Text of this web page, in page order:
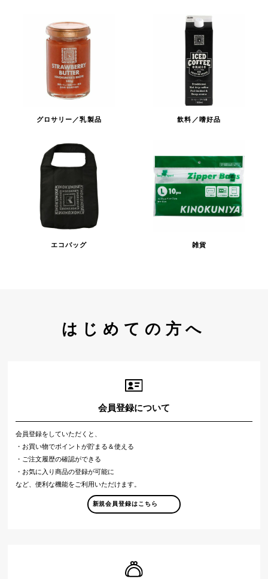
グロサリー／乳製品 飲料／嗜好品
エコバッグ 雑貨
はじめての方へ
会員登録について
会員登録をしていただくと、
・お買い物でポイントが貯まる＆使える
・ご注文履歴の確認ができる
・お気に入り商品の登録が可能に
など、便利な機能をご利用いただけます。
新規会員登録はこちら